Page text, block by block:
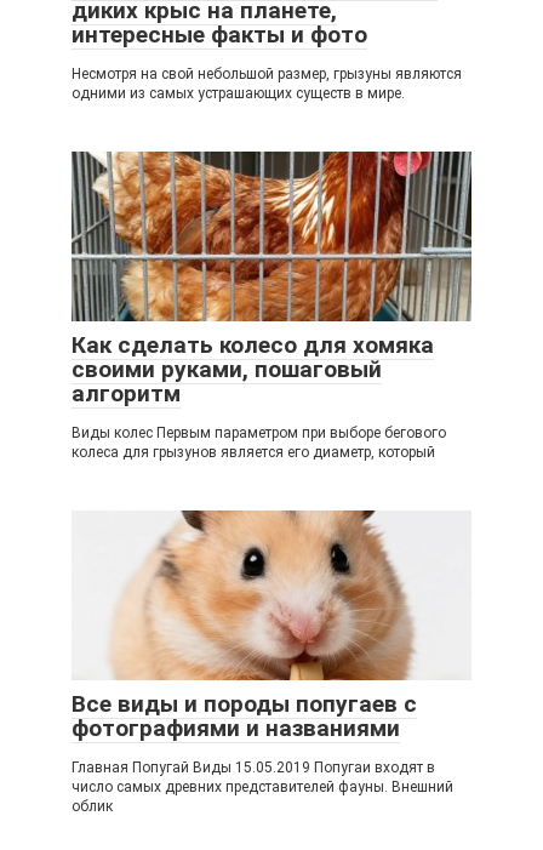
диких крыс на планете,
интересные факты и фото
Несмотря на свой небольшой размер, грызуны являются
одними из самых устрашающих существ в мире.
Как сделать колесо для хомяка
своими руками, пошаговый
алгоритм
Виды колес Первым параметром при выборе бегового
колеса для грызунов является его диаметр, который
Все виды и породы попугаев с
фотографиями и названиями
Главная Попугай Виды 15.05.2019 Попугаи входят в
число самых древних представителей фауны. Внешний
облик